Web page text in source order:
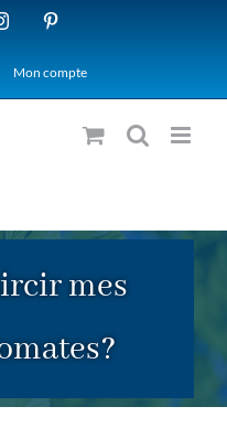
Instagram
Mon compte
mes